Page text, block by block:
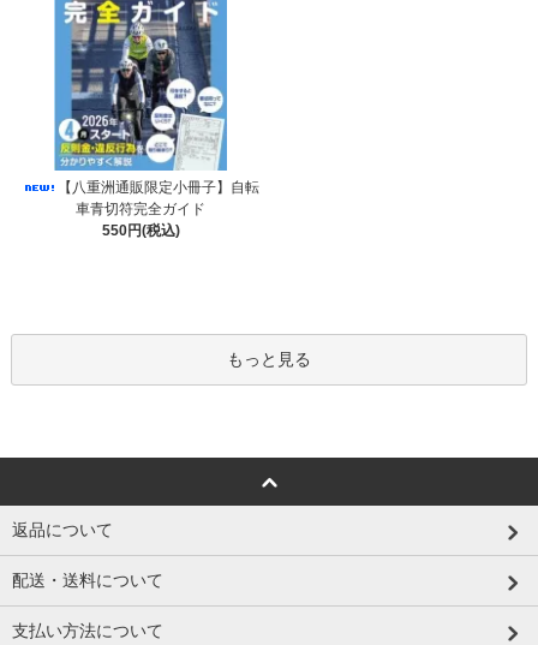
【八重洲通販限定小冊子】自転
車青切符完全ガイド
550円(税込)
もっと見る
返品について
配送・送料について
支払い方法について